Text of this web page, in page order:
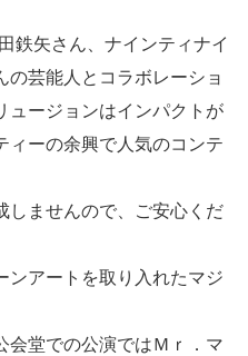
鉄矢さん、ナインティナイ
の芸能人とコラボレーショ
ュージョンはインパクトが
ィーの余興で人気のコンテ
しませんので、ご安心くだ
ンアートを取り入れたマジ
会堂での公演ではＭｒ．マ